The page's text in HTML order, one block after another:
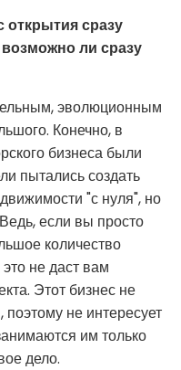
открытия сразу
возможно ли сразу
эволюционным
Конечно, в
бизнеса были
пытались создать
"с нуля", но
если вы просто
количество
не даст вам
Этот бизнес не
не интересует
им только
дело.